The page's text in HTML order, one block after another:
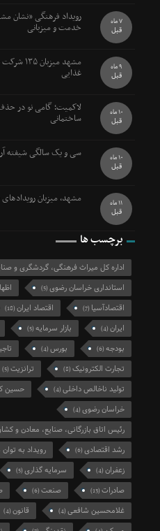
رویداد فرهنگی «نشان
خدمت و میزبانی 7 ماه
قبل
مشهد
غذایی 9 ماه
قبل
لاکمیت؛ گامی نو در
ساختمانی 10 ماه
قبل
سی و یک سالگی شیفته 10 ماه
قبل
مشهد، میزبان 11 ماه
قبل
برچسب ها
اداره کل میراث فرهنگی، گردشگری و
استانداری خراسان رضوی(5)
اقتصادآسیا (7) اقتصاد ایران(18)
ایران(4) بازار سرمایه(5)
بودجه(6) بورس(4)
تجارت الکترونیک(8) ترانزیت(5)
تولید ناخالص داخلی(4) حسین
خراسان رضوی(4)
رئیس اتاق بازرگانی، صنایع، معادن و
رشد اقتصادی(6) رویداد به
زعفران(4) سرمایه گذاری(5)
صادرات(13) صنعت(6)
غلامحسین شافعی(4) قانون(4)